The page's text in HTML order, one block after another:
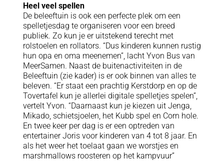
Heel veel spellen
De beleeftuin is ook een perfecte plek om een
spelletjesdag te organiseren voor een breed
publiek. Zo kun je er uitstekend terecht met
rolstoelen en rollators. “Dus kinderen kunnen rustig
hun opa en oma meenemen”, lacht Yvon Bus van
MeerSamen. Naast de buitenactiviteiten in de
Beleeftuin (zie kader) is er ook binnen van alles te
beleven. “Er staat een prachtig Kerstdorp en op de
Tovertafel kun je allerlei digitale spelletjes spelen”,
vertelt Yvon. “Daarnaast kun je kiezen uit Jenga,
Mikado, schietsjoelen, het Kubb spel en Corn hole.
En twee keer per dag is er een optreden van
entertainer Joris voor kinderen van 4 tot 8 jaar. En
als het weer het toelaat gaan we worstjes en
marshmallows roosteren op het kampvuur”